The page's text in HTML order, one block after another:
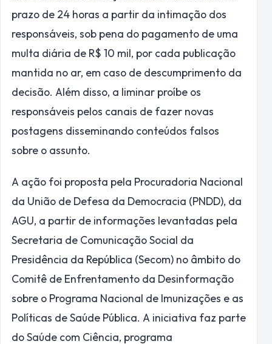
prazo de 24 horas a partir da intimação dos
responsáveis, sob pena do pagamento de uma
multa diária de R$ 10 mil, por cada publicação
mantida no ar, em caso de descumprimento da
decisão. Além disso, a liminar proíbe os
responsáveis pelos canais de fazer novas
postagens disseminando conteúdos falsos
sobre o assunto.
A ação foi proposta pela Procuradoria Nacional
da União de Defesa da Democracia (PNDD), da
AGU, a partir de informações levantadas pela
Secretaria de Comunicação Social da
Presidência da República (Secom) no âmbito do
Comitê de Enfrentamento da Desinformação
sobre o Programa Nacional de Imunizações e as
Políticas de Saúde Pública. A iniciativa faz parte
do Saúde com Ciência, programa